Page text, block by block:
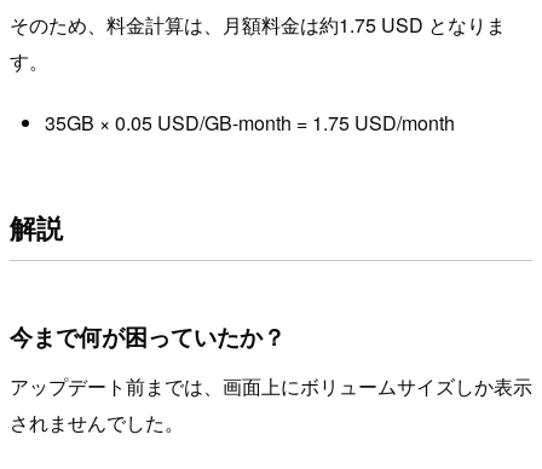
そのため、料金計算は、月額料金は約1.75 USD となりま
す。
35GB × 0.05 USD/GB-month = 1.75 USD/month
解説
今まで何が困っていたか？
アップデート前までは、画面上にボリュームサイズしか表示
されませんでした。